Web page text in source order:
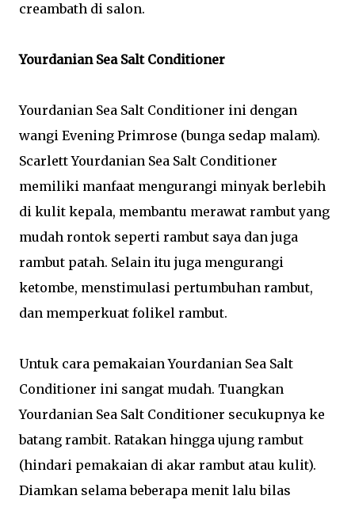
creambath di salon.
Yourdanian Sea Salt Conditioner
Yourdanian Sea Salt Conditioner ini dengan
wangi Evening Primrose (bunga sedap malam).
Scarlett Yourdanian Sea Salt Conditioner
memiliki manfaat mengurangi minyak berlebih
di kulit kepala, membantu merawat rambut yang
mudah rontok seperti rambut saya dan juga
rambut patah. Selain itu juga mengurangi
ketombe, menstimulasi pertumbuhan rambut,
dan memperkuat folikel rambut.
Untuk cara pemakaian Yourdanian Sea Salt
Conditioner ini sangat mudah. Tuangkan
Yourdanian Sea Salt Conditioner secukupnya ke
batang rambit. Ratakan hingga ujung rambut
(hindari pemakaian di akar rambut atau kulit).
Diamkan selama beberapa menit lalu bilas